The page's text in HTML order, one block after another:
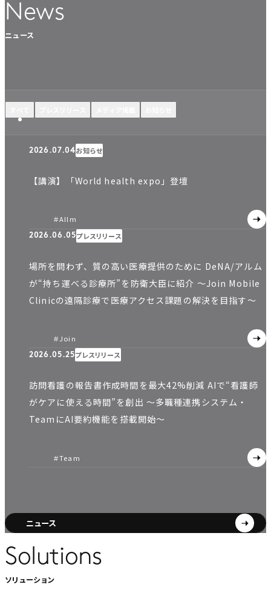
News
ニュース
2026.07.04お知らせ
【講演】「World health expo」登壇
＃Allm
2026.06.05プレスリリース
場所を問わず、質の高い医療提供のために DeNA/アルム
が“持ち運べる診療所”を防衛大臣に紹介 〜Join Mobile
Clinicの遠隔診療で医療アクセス課題の解決を目指す〜
＃Join
2026.05.25プレスリリース
訪問看護の報告書作成時間を最大42%削減 AIで“看護師
がケアに使える時間”を創出 〜多職種連携システム・
TeamにAI要約機能を搭載開始〜
＃Team
ニュース
Solutions
ソリューション